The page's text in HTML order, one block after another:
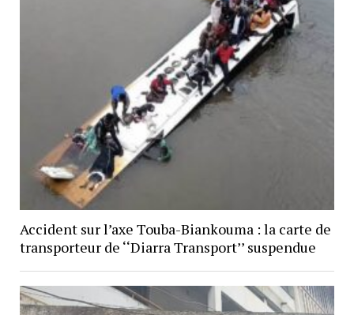
Accident sur l’axe Touba-Biankouma : la carte de
transporteur de ‘‘Diarra Transport’’ suspendue